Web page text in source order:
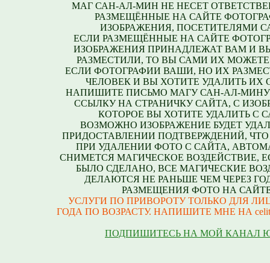
МАГ САН-АЛ-МИН НЕ НЕСЕТ
РАЗМЕЩЁННЫЕ НА САЙТЕ
ИЗОБРАЖЕНИЯ, ПОСЕТИТЕЛЯМИ
ЕСЛИ РАЗМЕЩЁННЫЕ НА САЙТЕ
ИЗОБРАЖЕНИЯ ПРИНАДЛЕЖАТ ВАМ И
РАЗМЕСТИЛИ, ТО ВЫ САМИ ИХ МОЖЕТЕ
ЕСЛИ ФОТОГРАФИИ ВАШИ, НО ИХ
ЧЕЛОВЕК И ВЫ ХОТИТЕ УДАЛИТЬ ИХ
НАПИШИТЕ ПИСЬМО МАГУ САН-АЛ-
ССЫЛКУ НА СТРАНИЧКУ САЙТА, С
КОТОРОЕ ВЫ ХОТИТЕ УДАЛИТЬ С
ВОЗМОЖНО ИЗОБРАЖЕНИЕ БУДЕТ
ПРИДОСТАВЛЕНИИ ПОДТВЕРЖДЕНИЙ,
ПРИ УДАЛЕНИИ ФОТО С САЙТА,
СНИМЕТСЯ МАГИЧЕСКОЕ ВОЗДЕЙСТВИЕ,
БЫЛО СДЕЛАНО, ВСЕ МАГИЧЕСКИЕ
ДЕЛАЮТСЯ НЕ РАНЬШЕ ЧЕМ ЧЕРЕЗ
РАЗМЕЩЕНИЯ ФОТО НА
УСЛУГИ ПО ПРИВОРОТУ ТОЛЬКО ДЛЯ
ГОДА ПО ВОЗРАСТУ. НАПИШИТЕ МНЕ НА
ПОДПИШИТЕСЬ НА МОЙ КАНАЛ